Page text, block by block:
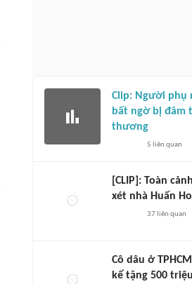
Clip: Người phụ
bất ngờ bị đâm
thương
5 liên quan
[CLIP]: Toàn
xét nhà Huấn
37liên quan
Cô dâu ở
kế tặng 500